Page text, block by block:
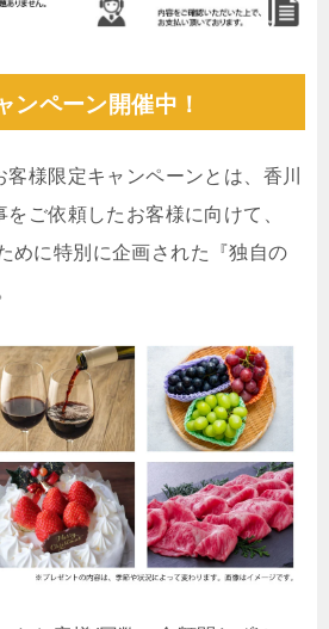
ンペーン開催中！
様限定キャンペーンとは、香川
ご依頼したお客様に向けて、
めに特別に企画された『独自の